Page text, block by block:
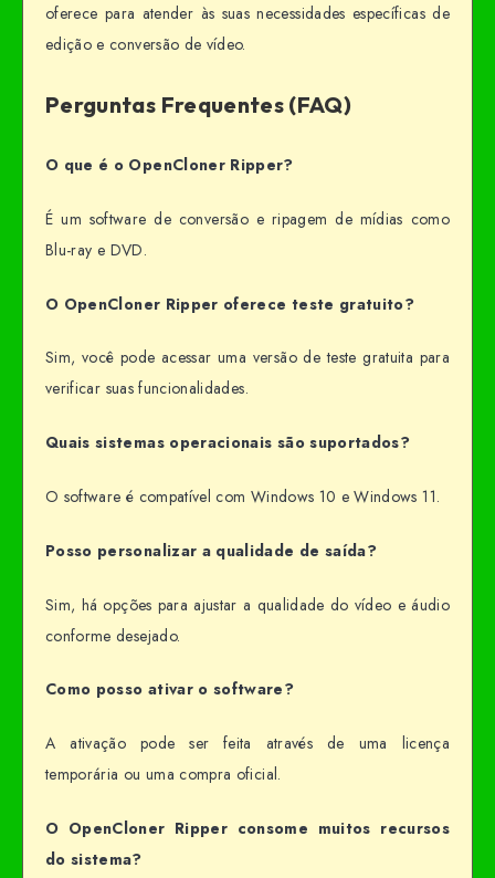
oferece para atender às suas necessidades específicas de
edição e conversão de vídeo.
Perguntas Frequentes (FAQ)
O que é o OpenCloner Ripper?
É um software de conversão e ripagem de mídias como
Blu-ray e DVD.
O OpenCloner Ripper oferece teste gratuito?
Sim, você pode acessar uma versão de teste gratuita para
verificar suas funcionalidades.
Quais sistemas operacionais são suportados?
O software é compatível com Windows 10 e Windows 11.
Posso personalizar a qualidade de saída?
Sim, há opções para ajustar a qualidade do vídeo e áudio
conforme desejado.
Como posso ativar o software?
A ativação pode ser feita através de uma licença
temporária ou uma compra oficial.
O OpenCloner Ripper consome muitos recursos
do sistema?